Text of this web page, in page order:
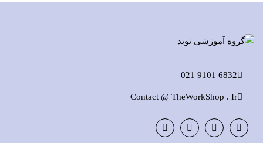
6832 9101 021
Contact @ TheWorkShop . Ir